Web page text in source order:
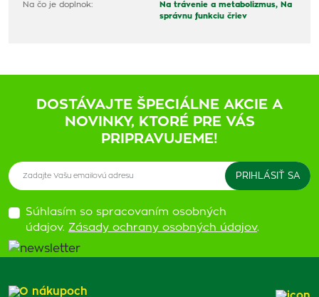
Na čo je doplnok: Na trávenie a metabolizmus, Na
správnu funkciu čriev
DOSTÁVAJTE ŠPECIÁLNE AKCIE A
NOVINKY, KTORÉ PRE VÁS
PRIPRAVUJEME!
Súhlasím so spracovaním osobných
údajov. Zásady ochrany osobných údajov.
O nákupoch